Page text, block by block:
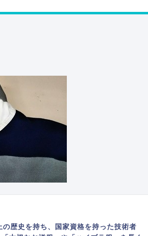
歴史を持ち、国家資格を持った技術者